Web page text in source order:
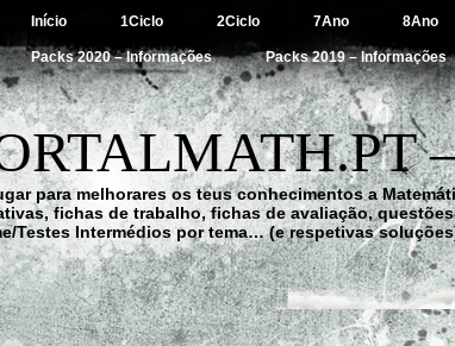
Início 1Ciclo 2Ciclo 7Ano 8Ano
Packs 2020 – Informações Packs 2019 – Informações
para melhorares os teus conhecimentos a
fichas de trabalho, fichas de avaliação,
Testes Intermédios por tema… (e respetivas